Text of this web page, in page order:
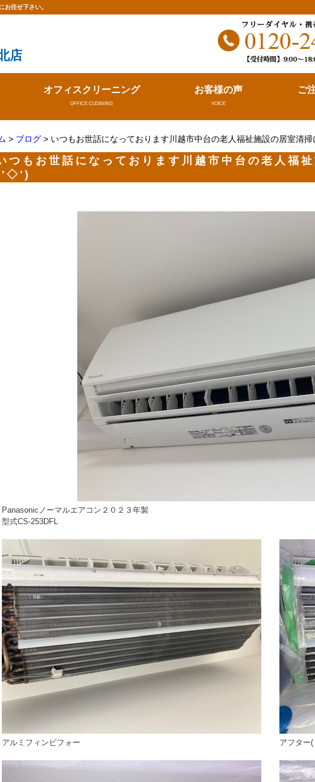
お任せ下さい。
店
オフィスクリーニング
OFFICE CLEANING
お客様の声
VOICE
ご
> ブログ > いつもお世話になっております川越市中台の老人福祉施設の居室清
つもお世話になっております川越市中台の老人福
ゞ
Panasonicノーマルエアコン２０２３年製
型式CS-253DFL
アルミフィンビフォー アフター